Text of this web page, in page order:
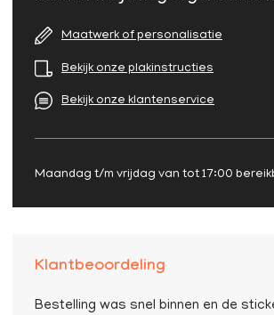
Maatwerk of personalisatie
Bekijk onze plakinstructies
Bekijk onze klantenservice
Maandag t/m vrijdag van tot 17:00
Klantbeoordeling
Bestelling was snel binnen en de